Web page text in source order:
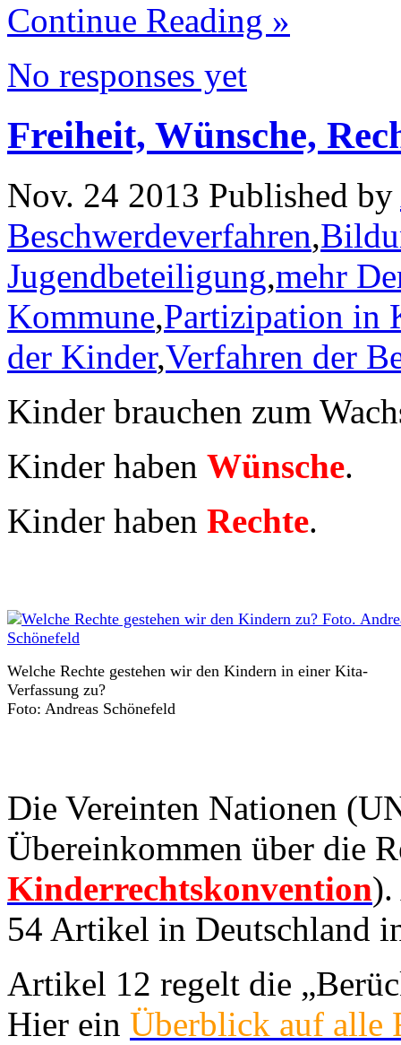
Continue Reading »
No responses yet
Freiheit, Wünsche,
Nov. 24 2013 Published by
Beschwerdeverfahren,
Jugendbeteiligung,mehr
Kommune,Partizipation in
der Kinder,Verfahren der
Kinder brauchen zum
Kinder haben Wünsche.
Kinder haben Rechte.
Welche Rechte gestehen wir den Kindern in einer Kita-
Verfassung zu?
Foto: Andreas Schönefeld
Die Vereinten Nationen
Übereinkommen über die
Kinderrechtskonvention).
54 Artikel in Deutschland
Artikel 12 regelt die
Hier ein Überblick auf alle